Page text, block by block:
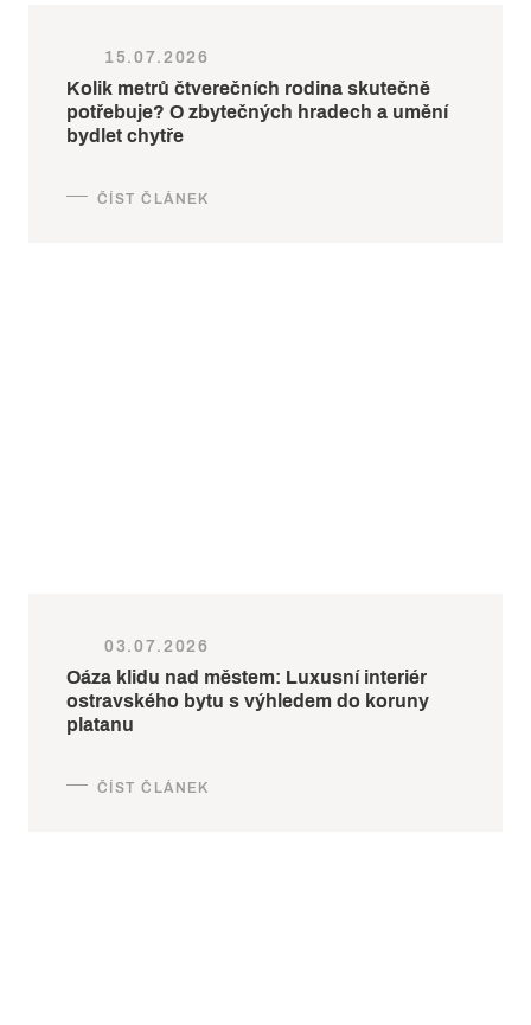
15.07.2026
Kolik metrů čtverečních rodina skutečně
potřebuje? O zbytečných hradech a umění
bydlet chytře
03.07.2026
Oáza klidu nad městem: Luxusní interiér
ostravského bytu s výhledem do koruny
platanu